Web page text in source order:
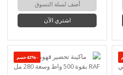
أضف لسلة التسوق
اشتري الآن
-42%حسم